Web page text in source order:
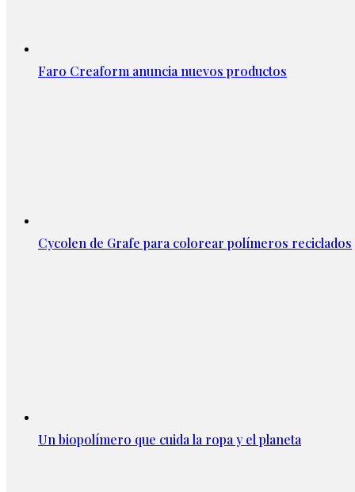
Faro Creaform anuncia nuevos productos
Cycolen de Grafe para colorear polímeros reciclados
Un biopolímero que cuida la ropa y el planeta